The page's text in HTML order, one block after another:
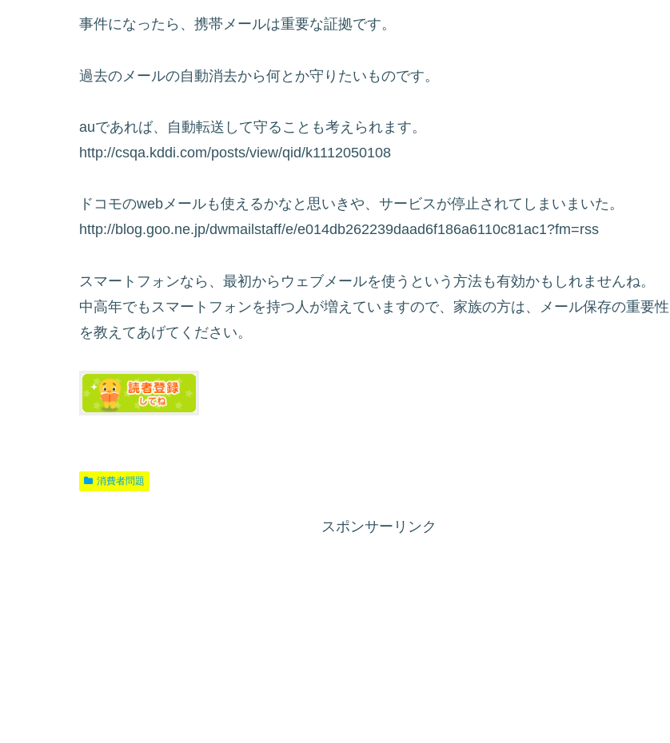
事件になったら、携帯メールは重要な証拠です。
過去のメールの自動消去から何とか守りたいものです。
auであれば、自動転送して守ることも考えられます。
http://csqa.kddi.com/posts/view/qid/k1112050108
ドコモのwebメールも使えるかなと思いきや、サービスが停止されてしまいまいた。
http://blog.goo.ne.jp/dwmailstaff/e/e014db262239daad6f186a6110c81ac1?fm=rss
スマートフォンなら、最初からウェブメールを使うという方法も有効かもしれませんね。
中高年でもスマートフォンを持つ人が増えていますので、家族の方は、メール保存の重要性
を教えてあげてください。
消費者問題
スポンサーリンク